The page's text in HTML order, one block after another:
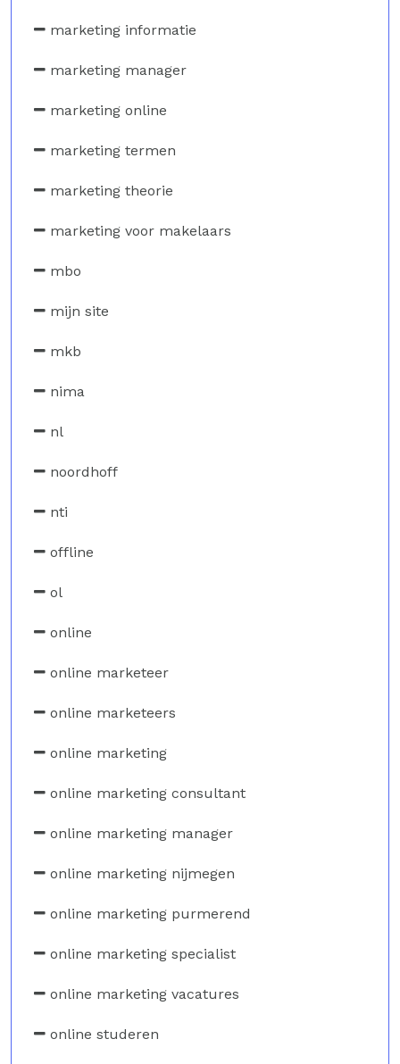
marketing informatie
marketing manager
marketing online
marketing termen
marketing theorie
marketing voor makelaars
mbo
mijn site
mkb
nima
nl
noordhoff
nti
offline
ol
online
online marketeer
online marketeers
online marketing
online marketing consultant
online marketing manager
online marketing nijmegen
online marketing purmerend
online marketing specialist
online marketing vacatures
online studeren